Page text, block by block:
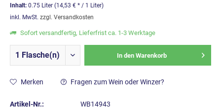
Inhalt: 0.75 Liter (14,53 € * / 1 Liter)
inkl. MwSt. zzgl. Versandkosten
Sofort versandfertig, Lieferfrist ca. 1-3 Werktage
In den Warenkorb
Merken Fragen zum Wein oder Winzer?
Artikel-Nr.:
WB14943